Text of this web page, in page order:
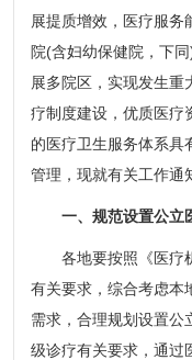
展提质增效，医疗服务
院(含妇幼保健院，下
展多院区，实现发生重
疗制度建设，优质医疗
的医疗卫生服务体系具
管理，现就有关工作通
一、规范设置公立
各地要按照《医疗机
有关要求，综合考虑本
需求，合理规划设置公
级诊疗有关要求，通过